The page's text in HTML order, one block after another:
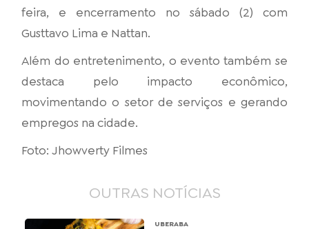
feira, e encerramento no sábado (2) com
Gusttavo Lima e Nattan.
Além do entretenimento, o evento também se
destaca pelo impacto econômico,
movimentando o setor de serviços e gerando
empregos na cidade.
Foto: Jhowverty Filmes
OUTRAS NOTÍCIAS
UBERABA